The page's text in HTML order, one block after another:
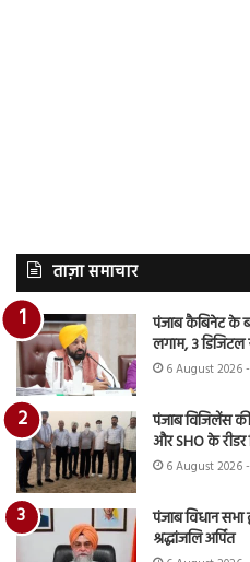
ताज़ा समाचार
पंजाब कैबिनेट के
लगाम, 3 डिजिटल
6 August 2026
पंजाब विजिलेंस
और SHO के रीडर
6 August 2026
पंजाब विधान सभा
श्रद्धांजलि अर्पित